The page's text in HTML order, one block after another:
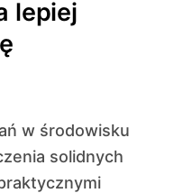
lepiej
solidnych